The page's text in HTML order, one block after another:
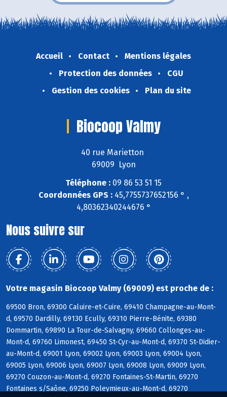
Accueil Contact
Mentions légales
Protection des données
CGU
Gestion des cookies
Plan du site
Biocoop Valmy
40 rue Marietton
69009 Lyon
Téléphone : 09 86 53 51 15
Coordonnées GPS :45,7755737652156 ° ,
4,80362340244676 °
Nous suivre sur
Votre magasin Biocoop Valmy (69009) est proche de :
69500 Bron, 69300 Caluire-et-Cuire, 69410 Champagne-au-Mont-
d, 69570 Dardilly, 69130 Ecully, 69310 Pierre-Bénite, 69380
Dommartin, 69890 La Tour-de-Salvagny, 69660 Collonges-au-
Mont-d, 69760 Limonest, 69450 St-Cyr-au-Mont-d, 69370 St-Didier-
au-Mont-d, 69001 Lyon, 69002 Lyon, 69003 Lyon, 69004 Lyon,
69005 Lyon, 69006 Lyon, 69007 Lyon, 69008 Lyon, 69009 Lyon,
69270 Couzon-au-Mont-d, 69270 Fontaines-St-Martin, 69270
Fontaines s/Saône, 69250 Poleymieux-au-Mont-d, 69270